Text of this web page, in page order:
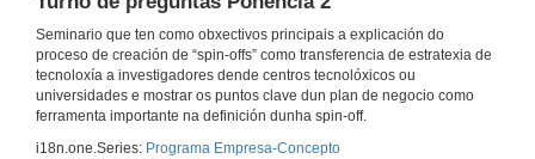
Seminario que ten como obxectivos principais a explicación do
proceso de creación de “spin-offs” como transferencia de estratexia de
tecnoloxía a investigadores dende centros tecnolóxicos ou
universidades e mostrar os puntos clave dun plan de negocio como
ferramenta importante na definición dunha spin-off.
i18n.one.Series: Programa Empresa-Concepto